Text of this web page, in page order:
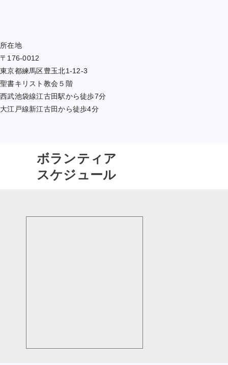
所在地
〒176-0012
東京都練馬区豊玉北1-12-3
聖書キリスト教会５階
西武池袋線江古田駅から徒歩7分
大江戸線新江古田から徒歩4分
ボランティア
スケジュール